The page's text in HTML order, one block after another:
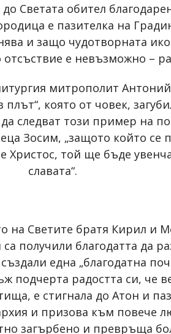
Светата обител
е пазителка на
и защо чудотворната
е невъзможно –
митрополит
която от човек,
следват този пример на
Зосим, „защото който
той ще бъде
славата“.
на Светите братя Кирил и
получили благодатта да
една „благодатна
подчерта радостта си, че
е стигнала до Атон и
и призова към повече
загърбено и превръща